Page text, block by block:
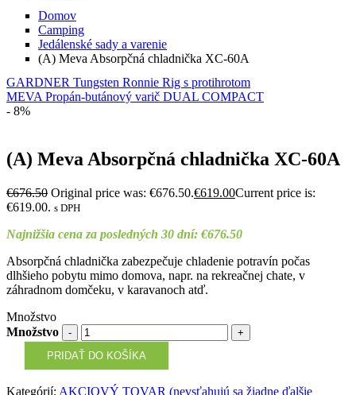
Domov
Camping
Jedálenské sady a varenie
(A) Meva Absorpčná chladnička XC-60A
GARDNER Tungsten Ronnie Rig s protihrotom
MEVA Propán-butánový varič DUAL COMPACT
- 8%
(A) Meva Absorpčná chladnička XC-60A
€676.50 Original price was: €676.50.€619.00Current price is:
€619.00. s DPH
Najnižšia cena za posledných 30 dní: €676.50
Absorpčná chladnička zabezpečuje chladenie potravín počas
dlhšieho pobytu mimo domova, napr. na rekreačnej chate, v
záhradnom domčeku, v karavanoch atď.
Množstvo
Množstvo
PRIDAŤ DO KOŠÍKA
Kategórií: AKCIOVÝ TOVAR (nevsťahujú sa žiadne ďalšie